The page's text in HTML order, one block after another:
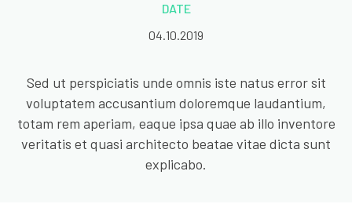
DATE
04.10.2019
Sed ut perspiciatis unde omnis iste natus error sit
voluptatem accusantium doloremque laudantium,
totam rem aperiam, eaque ipsa quae ab illo inventore
veritatis et quasi architecto beatae vitae dicta sunt
explicabo.